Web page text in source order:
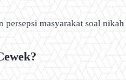
persepsi masyarakat soal